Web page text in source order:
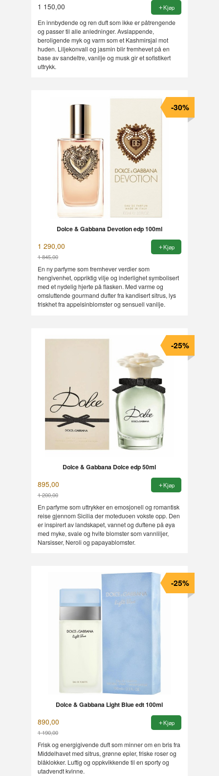
1 150,00 Kjøp
En innbydende og ren duft som ikke er påtrengende
og passer til alle anledninger. Avslappende,
beroligende myk og varm som et Kashmirsjal mot
huden. Liljekonvall og jasmin blir fremhevet på en
base av sandeltre, vanilje og musk gir et sofistikert
uttrykk.
Dolce & Gabbana Devotion edp 100ml
1 290,00
1 845,00
Rabatt
-30%
Kjøp
En ny parfyme som fremhever verdier som
hengivenhet, oppriktig vilje og inderlighet symbolisert
med et nydelig hjerte på flasken. Med varme og
omsluttende gourmand dufter fra kandisert sitrus, lys
friskhet fra appelsinblomster og sensuell vanilje.
Dolce & Gabbana Dolce edp 50ml
895,00
1 200,00
Rabatt
-25%
Kjøp
En parfyme som uttrykker en emosjonell og romantisk
reise gjennom Sicilia der moteduoen vokste opp. Den
er inspirert av landskapet, vannet og duftene på øya
med myke, svale og hvite blomster som vannliljer,
Narsisser, Neroli og papayablomster.
Dolce & Gabbana Light Blue edt 100ml
890,00
1 190,00
Rabatt
-25%
Kjøp
Frisk og energigivende duft som minner om en bris fra
Middelhavet med sitrus, grønne epler, friske roser og
blåklokker. Luftig og oppkvikkende til en sporty og
utadvendt kvinne.